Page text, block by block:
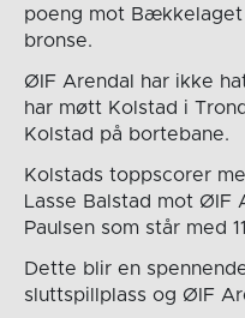
poeng mot
bronse.
ØIF Arendal har ikke
har møtt Kolstad i
Kolstad på bortebane.
Kolstads toppscorer
Lasse Balstad mot ØIF
Paulsen som står med
Dette blir en
sluttspillplass og ØIF